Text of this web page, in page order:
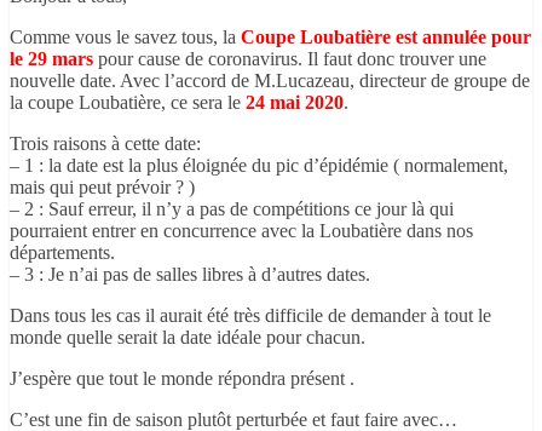
Comme vous le savez tous, la Coupe Loubatière est annulée pour
le 29 mars pour cause de coronavirus. Il faut donc trouver une
nouvelle date. Avec l’accord de M.Lucazeau, directeur de groupe de
la coupe Loubatière, ce sera le 24 mai 2020.
Trois raisons à cette date:
– 1 : la date est la plus éloignée du pic d’épidémie ( normalement,
mais qui peut prévoir ? )
– 2 : Sauf erreur, il n’y a pas de compétitions ce jour là qui
pourraient entrer en concurrence avec la Loubatière dans nos
départements.
– 3 : Je n’ai pas de salles libres à d’autres dates.
Dans tous les cas il aurait été très difficile de demander à tout le
monde quelle serait la date idéale pour chacun.
J’espère que tout le monde répondra présent .
C’est une fin de saison plutôt perturbée et faut faire avec…